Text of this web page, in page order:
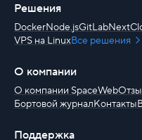
Решения
DockerNode.jsGitLab
VPS на LinuxВсе решения
О компании
О компании SpaceWeb
Бортовой журналКонтакты
Поддержка